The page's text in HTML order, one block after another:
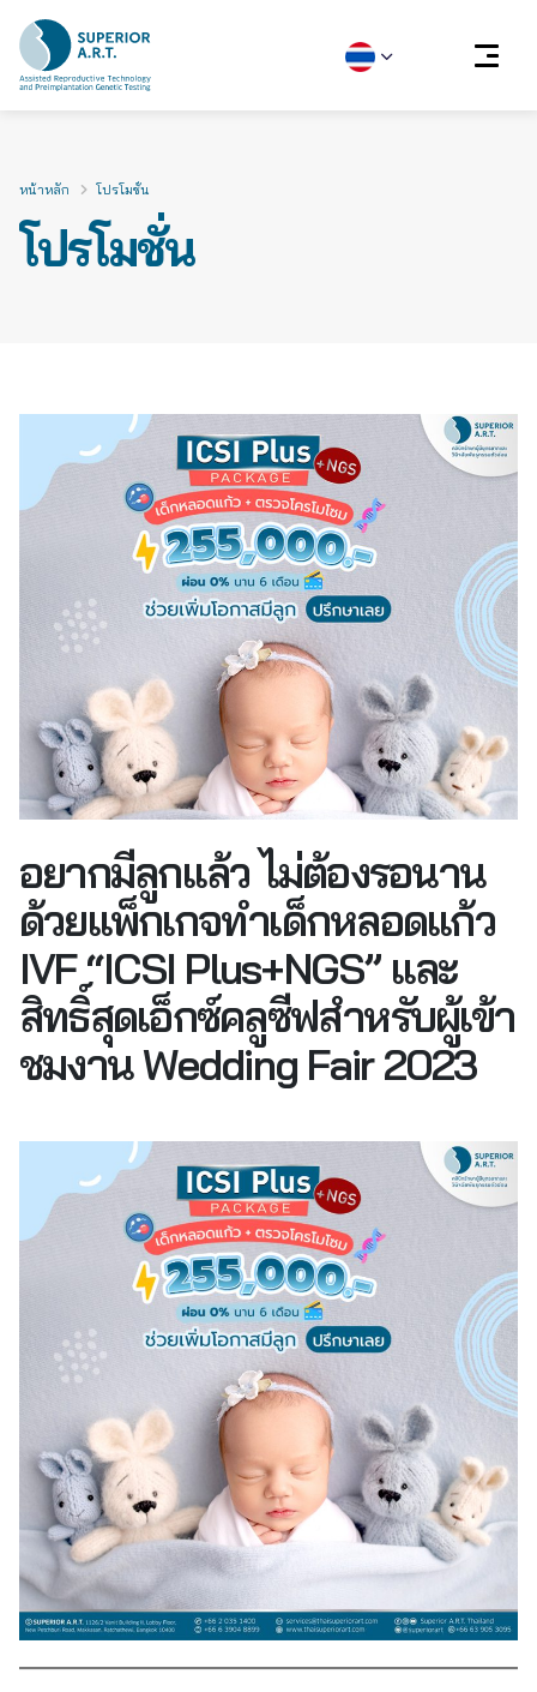
content
โปรโมชั่น
หน้าหลัก โปรโมชั่น
อยากมีลูกแล้ว ไม่ต้องรอนาน
ด้วยแพ็กเกจทำเด็กหลอดแก้ว
IVF “ICSI Plus+NGS” และ
สิทธิ์สุดเอ็กซ์คลูซีฟสำหรับผู้เข้า
ชมงาน Wedding Fair 2023